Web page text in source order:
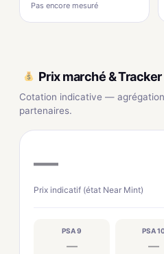
Pas encore mesuré
Prix marché & Tracker
Cotation indicative —
partenaires.
—
Prix indicatif (état Near Mint)
PSA 9
—
PSA
—